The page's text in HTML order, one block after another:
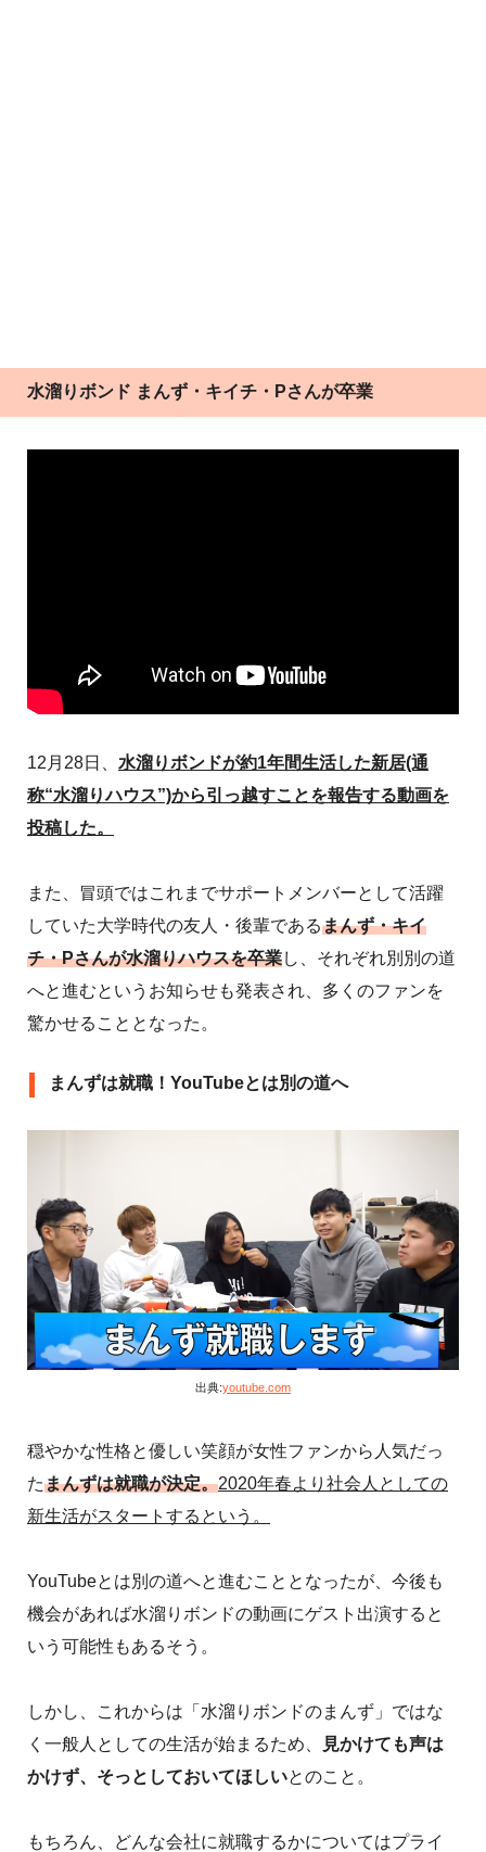
水溜りボンド まんず・キイチ・Pさんが卒業
12月28日、 水溜りボンドが約1年間生活した新居(通
称“水溜りハウス”)から引っ越すことを報告する動画を
投稿した。
また、冒頭ではこれまでサポートメンバーとして活躍
していた大学時代の友人・後輩であるまんず・キイ
チ・Pさんが水溜りハウスを卒業し、それぞれ別別の道
へと進むというお知らせも発表され、多くのファンを
驚かせることとなった。
まんずは就職！YouTubeとは別の道へ
出典:youtube.com
穏やかな性格と優しい笑顔が女性ファンから人気だっ
たまんずは就職が決定。2020年春より社会人としての
新生活がスタートするという。
YouTubeとは別の道へと進むこととなったが、今後も
機会があれば水溜りボンドの動画にゲスト出演すると
いう可能性もあるそう。
しかし、これからは「水溜りボンドのまんず」ではな
く一般人としての生活が始まるため、
見かけても声は
かけず、そっとしておいてほしいとのこと。
もちろん、どんな会社に就職するかについてはプライ